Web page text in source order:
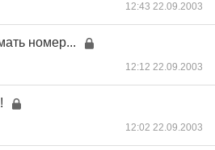
12:43 22.09.2003
номер...
12:12 22.09.2003
12:02 22.09.2003